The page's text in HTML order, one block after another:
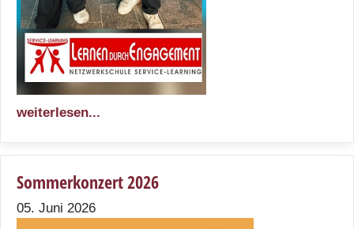
weiterlesen...
Sommerkonzert 2026
05. Juni 2026